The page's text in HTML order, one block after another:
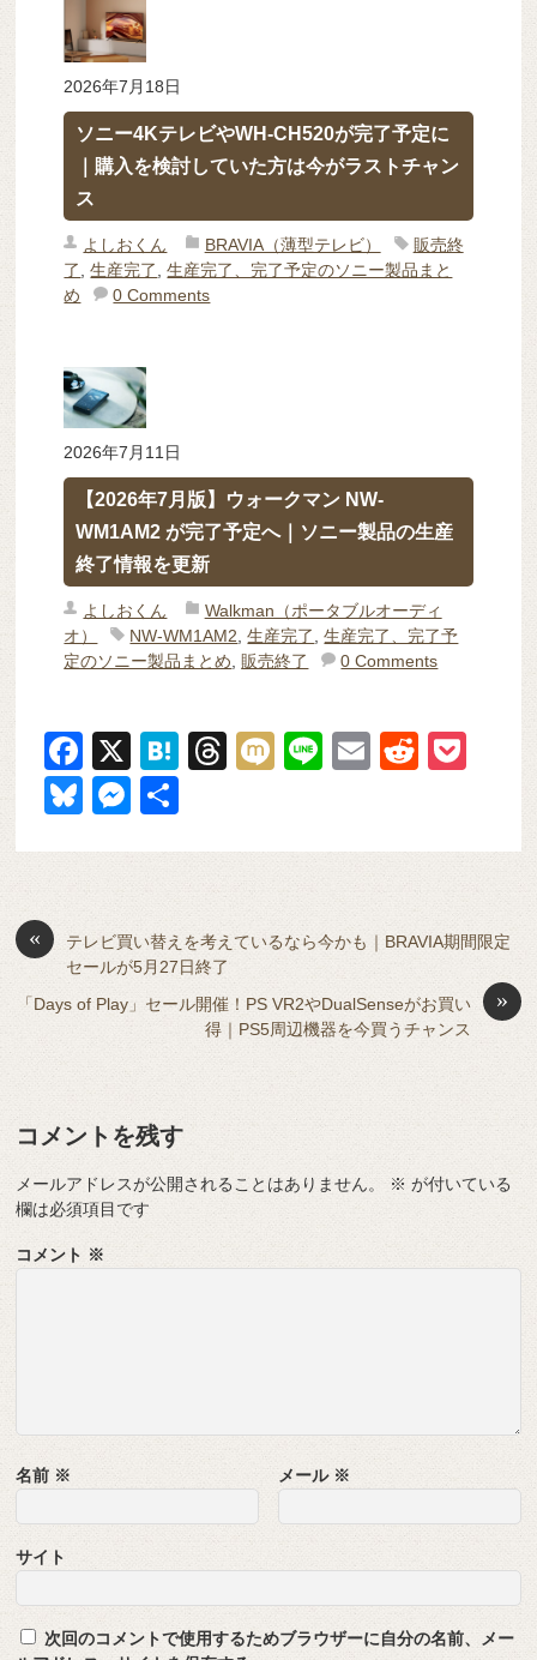
2026年7月18日
ソニー4KテレビやWH-CH520が完了予定に
｜購入を検討していた方は今がラストチャン
ス
よしおくん BRAVIA（薄型テレビ）
販売終
了
,生産完了 ,生産完了、完了予定のソニー製品まと
め
0 Comments
2026年7月11日
【2026年7月版】ウォークマン NW-
WM1AM2 が完了予定へ｜ソニー製品の生産
終了情報を更新
よしおくん
Walkman（ポータブルオーディ
オ）
NW-WM1AM2 ,生産完了 ,生産完了、完了予
定のソニー製品まとめ
販売終了 0 Comments
F
a
c
e
o
o
k
X
H
n
T
a
s
M
Li
E
R
di et
Bl
y
M
n
g
er
«
テレビ買い替えを考えているなら今かも｜BRAVIA期間限定
セールが5月27日終了
»
「Days of Play」セール開催！PS VR2やDualSenseがお買い
得｜PS5周辺機器を今買うチャンス
コメントを残す
メールアドレスが公開されることはありません。 ※ が付いている
欄は必須項目です
コメント ※
名前 ※ メール ※
サイト
次回のコメントで使用するためブラウザーに自分の名前、メー